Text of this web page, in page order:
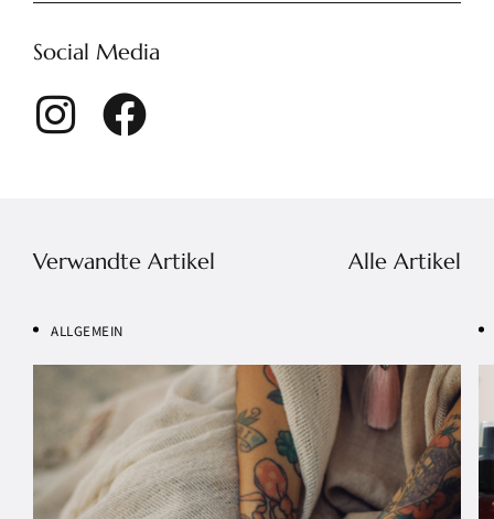
Social Media
Verwandte Artikel Alle Artikel
ALLGEMEIN